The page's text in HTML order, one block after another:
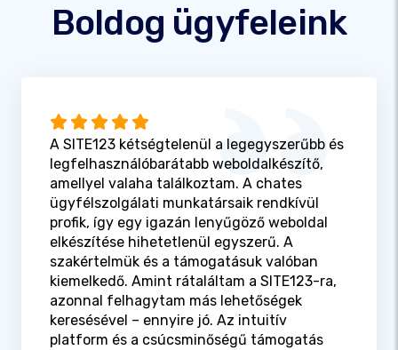
Boldog ügyfeleink
A SITE123 kétségtelenül a legegyszerűbb és
legfelhasználóbarátabb weboldalkészítő,
amellyel valaha találkoztam. A chates
ügyfélszolgálati munkatársaik rendkívül
profik, így egy igazán lenyűgöző weboldal
elkészítése hihetetlenül egyszerű. A
szakértelmük és a támogatásuk valóban
kiemelkedő. Amint rátaláltam a SITE123-ra,
azonnal felhagytam más lehetőségek
keresésével – ennyire jó. Az intuitív
platform és a csúcsminőségű támogatás